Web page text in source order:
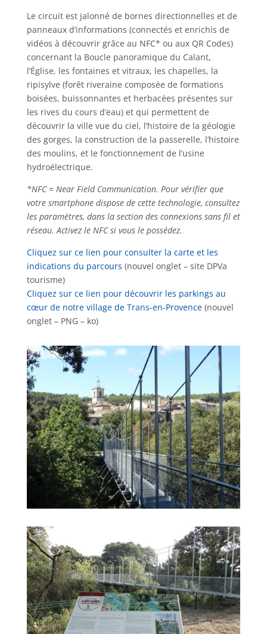
Le circuit est jalonné de bornes directionnelles et de
panneaux d’informations (connectés et enrichis de
vidéos à découvrir grâce au NFC* ou aux QR Codes)
concernant la Boucle panoramique du Calant,
l’Église, les fontaines et vitraux, les chapelles, la
ripisylve (forêt riveraine composée de formations
boisées, buissonnantes et herbacées présentes sur
les rives du cours d’eau) et qui permettent de
découvrir la ville vue du ciel, l’histoire de la géologie
des gorges, la construction de la passerelle, l’histoire
des moulins, et le fonctionnement de l’usine
hydroélectrique.
*NFC = Near Field Communication. Pour vérifier que
votre smartphone dispose de cette technologie, consultez
les paramètres, dans la section des connexions sans fil et
réseau. Activez le NFC si vous le possédez.
Cliquez sur ce lien pour consulter la carte et les
indications du parcours (nouvel onglet – site DPVa
tourisme)
Cliquez sur ce lien pour découvrir les parkings au
cœur de notre village de Trans-en-Provence(nouvel
onglet – PNG – ko)